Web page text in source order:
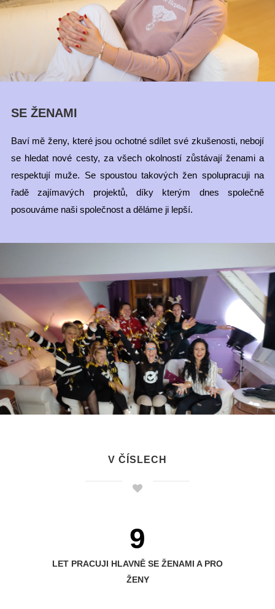
SE ŽENAMI
Baví mě ženy, které jsou ochotné sdílet své zkušenosti, nebojí
se hledat nové cesty, za všech okolností zůstávají ženami a
respektují muže. Se spoustou takových žen spolupracuji na
řadě zajímavých projektů, díky kterým dnes společně
posouváme naši společnost a děláme ji lepší.
V ČÍSLECH
9
LET PRACUJI HLAVNĚ SE ŽENAMI A PRO
ŽENY